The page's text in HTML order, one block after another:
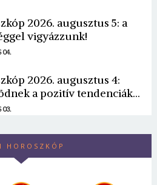
2026. augusztus 5: a
vigyázzunk!
04.
2026. augusztus 4:
a pozitív tendenciák...
03.
HOROSZKÓP